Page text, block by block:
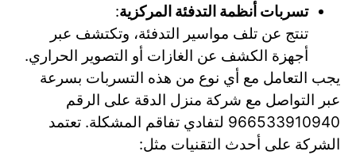
تسربات أنظمة التدفئة المركزية:
تنتج عن تلف مواسير التدفئة، وتكتشف عبر
أجهزة الكشف عن الغازات أو التصوير الحراري.
يجب التعامل مع أي نوع من هذه التسربات بسرعة
عبر التواصل مع شركة منزل الدقة على الرقم
966533910940 لتفادي تفاقم المشكلة. تعتمد
الشركة على أحدث التقنيات مثل: